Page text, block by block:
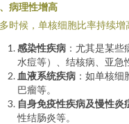
病理性增高
时候，单核细胞比率持续增
感染性疾病 ：尤其是某
水痘等）、结核病、亚急
血液系统疾病 ：如单核
巴瘤等。
自身免疫性疾病及慢性炎
性结肠炎等。